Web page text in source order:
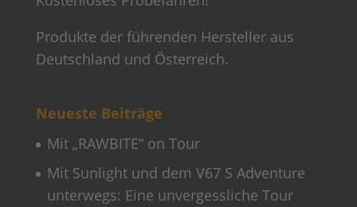
Produkte der führenden Hersteller aus
Deutschland und Österreich.
Neueste Beiträge
Mit „RAWBITE“ on Tour
Mit Sunlight und dem V67 S Adventure
unterwegs: Eine unvergessliche Tour